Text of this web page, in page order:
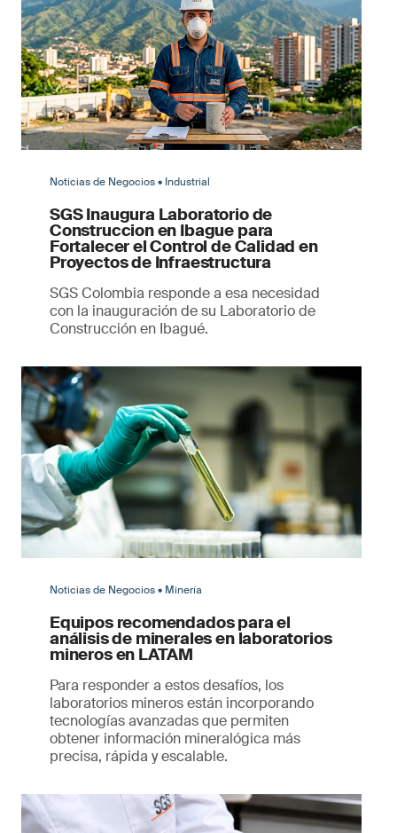
Noticias de Negocios • Industrial
SGS Inaugura Laboratorio de
Construccion en Ibague para
Fortalecer el Control de Calidad en
Proyectos de Infraestructura
SGS Colombia responde a esa necesidad
con la inauguración de su Laboratorio de
Construcción en Ibagué.
Noticias de Negocios • Minería
Equipos recomendados para el
análisis de minerales en laboratorios
mineros en LATAM
Para responder a estos desafíos, los
laboratorios mineros están incorporando
tecnologías avanzadas que permiten
obtener información mineralógica más
precisa, rápida y escalable.